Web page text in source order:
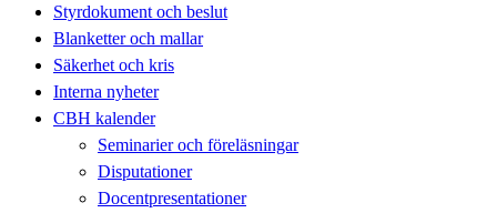
Styrdokument och beslut
Blanketter och mallar
Säkerhet och kris
Interna nyheter
CBH kalender
Seminarier och föreläsningar
Disputationer
Docentpresentationer